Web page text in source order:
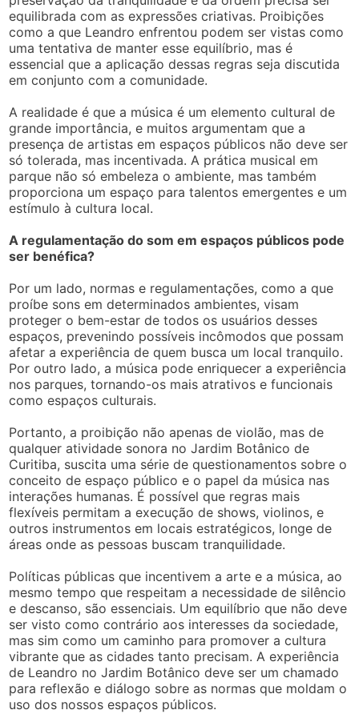
equilibrada com as expressões criativas. Proibições
como a que Leandro enfrentou podem ser vistas como
uma tentativa de manter esse equilíbrio, mas é
essencial que a aplicação dessas regras seja discutida
em conjunto com a comunidade.
A realidade é que a música é um elemento cultural de
grande importância, e muitos argumentam que a
presença de artistas em espaços públicos não deve ser
só tolerada, mas incentivada. A prática musical em
parque não só embeleza o ambiente, mas também
proporciona um espaço para talentos emergentes e um
estímulo à cultura local.
A regulamentação do som em espaços públicos pode
ser benéfica?
Por um lado, normas e regulamentações, como a que
proíbe sons em determinados ambientes, visam
proteger o bem-estar de todos os usuários desses
espaços, prevenindo possíveis incômodos que possam
afetar a experiência de quem busca um local tranquilo.
Por outro lado, a música pode enriquecer a experiência
nos parques, tornando-os mais atrativos e funcionais
como espaços culturais.
Portanto, a proibição não apenas de violão, mas de
qualquer atividade sonora no Jardim Botânico de
Curitiba, suscita uma série de questionamentos sobre o
conceito de espaço público e o papel da música nas
interações humanas. É possível que regras mais
flexíveis permitam a execução de shows, violinos, e
outros instrumentos em locais estratégicos, longe de
áreas onde as pessoas buscam tranquilidade.
Políticas públicas que incentivem a arte e a música, ao
mesmo tempo que respeitam a necessidade de silêncio
e descanso, são essenciais. Um equilíbrio que não deve
ser visto como contrário aos interesses da sociedade,
mas sim como um caminho para promover a cultura
vibrante que as cidades tanto precisam. A experiência
de Leandro no Jardim Botânico deve ser um chamado
para reflexão e diálogo sobre as normas que moldam o
uso dos nossos espaços públicos.